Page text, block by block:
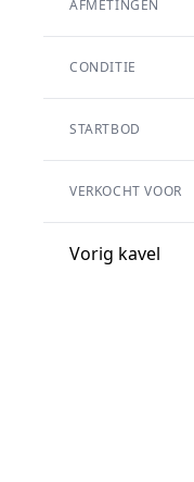
AFMETINGEN
CONDITIE
STARTBOD
VERKOCHT VOOR
Vorig kavel